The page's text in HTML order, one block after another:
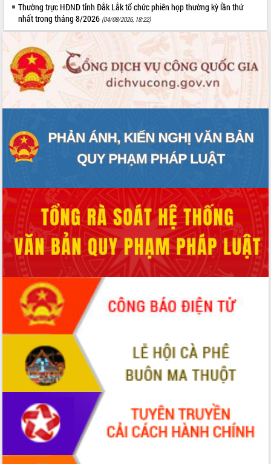
Thường trực HĐND tỉnh Đắk Lắk tổ chức phiên họp thường kỳ lần thứ
nhất trong tháng 8/2026 (04/08/2026, 18:22)